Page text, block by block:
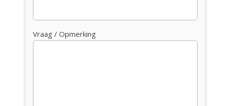
Vraag / Opmerking